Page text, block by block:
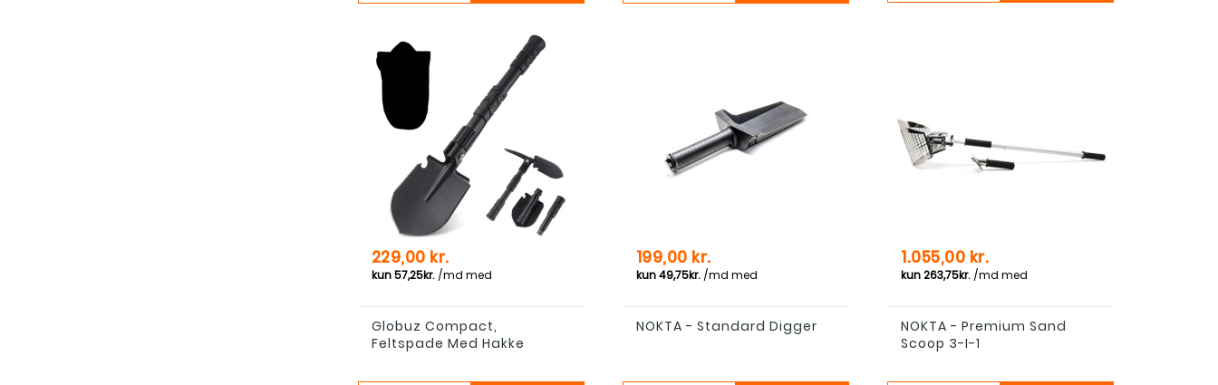
Pris
229,00 kr.
Globuz Compact,
Feltspade Med Hakke
Pris
199,00 kr.
NOKTA - Standard Digger
Pris
1.055,00 kr.
NOKTA - Premium Sand
Scoop 3-I-1